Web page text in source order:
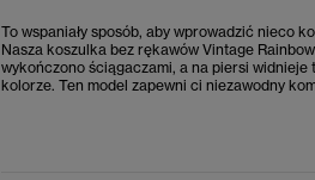
To wspaniały sposób, aby wprowadzić nieco
Nasza koszulka bez rękawów Vintage
wykończono ściągaczami, a na piersi
kolorze. Ten model zapewni ci niezawodny